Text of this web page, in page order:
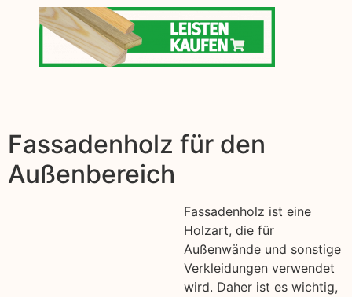
Fassadenholz für den
Außenbereich
Fassadenholz ist eine
Holzart, die für
Außenwände und sonstige
Verkleidungen verwendet
wird. Daher ist es wichtig,